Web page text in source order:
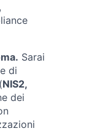
Sarai
di
NIS2,
dei